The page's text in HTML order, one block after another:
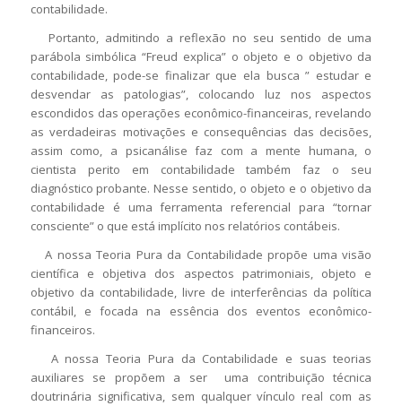
contabilidade.
Portanto, admitindo a reflexão no seu sentido de uma
parábola simbólica “Freud explica” o objeto e o objetivo da
contabilidade, pode-se finalizar que ela busca ” estudar e
desvendar as patologias”, colocando luz nos aspectos
escondidos das operações econômico-financeiras, revelando
as verdadeiras motivações e consequências das decisões,
assim como, a psicanálise faz com a mente humana, o
cientista perito em contabilidade também faz o seu
diagnóstico probante. Nesse sentido, o objeto e o objetivo da
contabilidade é uma ferramenta referencial para “tornar
consciente” o que está implícito nos relatórios contábeis.
A nossa Teoria Pura da Contabilidade propõe uma visão
científica e objetiva dos aspectos patrimoniais, objeto e
objetivo da contabilidade, livre de interferências da política
contábil, e focada na essência dos eventos econômico-
financeiros.
A nossa Teoria Pura da Contabilidade e suas teorias
auxiliares se propõem a ser uma contribuição técnica
doutrinária significativa, sem qualquer vínculo real com as